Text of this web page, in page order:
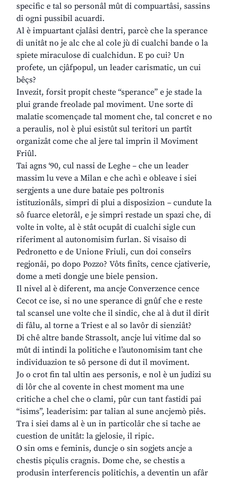
specific e tal so personâl mût di compuartâsi, sassins
di ogni pussibil acuardi.
Al è impuartant cjalâsi dentri, parcè che la sperance
di unitât no je alc che al cole jù di cualchi bande o la
spiete miraculose di cualchidun. E po cui? Un
profete, un cjâfpopul, un leader carismatic, un cui
bêçs?
Invezit, forsit propit cheste “sperance” e je stade la
plui grande freolade pal moviment. Une sorte di
malatie scomençade tal moment che, tal concret e no
a peraulis, nol è plui esistût sul teritori un partît
organizât come che al jere tal imprin il Moviment
Friûl.
Tai agns ‘90, cul nassi de Leghe – che un leader
massim lu veve a Milan e che achì e obleave i siei
sergjents a une dure bataie pes poltronis
istituzionâls, simpri di plui a disposizion – cundute la
sô fuarce eletorâl, e je simpri restade un spazi che, di
volte in volte, al è stât ocupât di cualchi sigle cun
riferiment al autonomisim furlan. Si visaiso di
Pedronetto e de Unione Friuli, cun doi conseîrs
regjonâi, po dopo Pozzo? Vôts finîts, cence cjativerie,
dome a meti dongje une biele pension.
Il nivel al è diferent, ma ancje Converzence cence
Cecot ce ise, si no une sperance di gnûf che e reste
tal scansel une volte che il sindic, che al à dut il dirit
di fâlu, al torne a Triest e al so lavôr di sienziât?
Di chê altre bande Strassolt, ancje lui vitime dal so
mût di intindi la politiche e l’autonomisim tant che
individuazion te sô persone di dut il moviment.
Jo o crot fin tal ultin aes personis, e nol è un judizi su
di lôr che al covente in chest moment ma une
critiche a chel che o clami, pûr cun tant fastidi pai
“isims”, leaderisim: par talian al sune ancjemò piês.
Tra i siei dams al è un in particolâr che si tache ae
cuestion de unitât: la gjelosie, il ripic.
O sin oms e feminis, duncje o sin sogjets ancje a
chestis piçulis cragnis. Dome che, se chestis a
produsin interferencis politichis, a deventin un afâr